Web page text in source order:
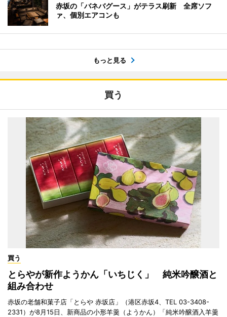
赤坂の「バネバグース」がテラス刷新 全席ソフ
ァ、個別エアコンも
もっと見る
買う
買う
とらやが新作ようかん「いちじく」 純米吟醸酒と
組み合わせ
赤坂の老舗和菓子店「とらや 赤坂店」（港区赤坂4、TEL 03-3408-
2331）が8月15日、新商品の小形羊羹（ようかん）「純米吟醸酒入羊羹